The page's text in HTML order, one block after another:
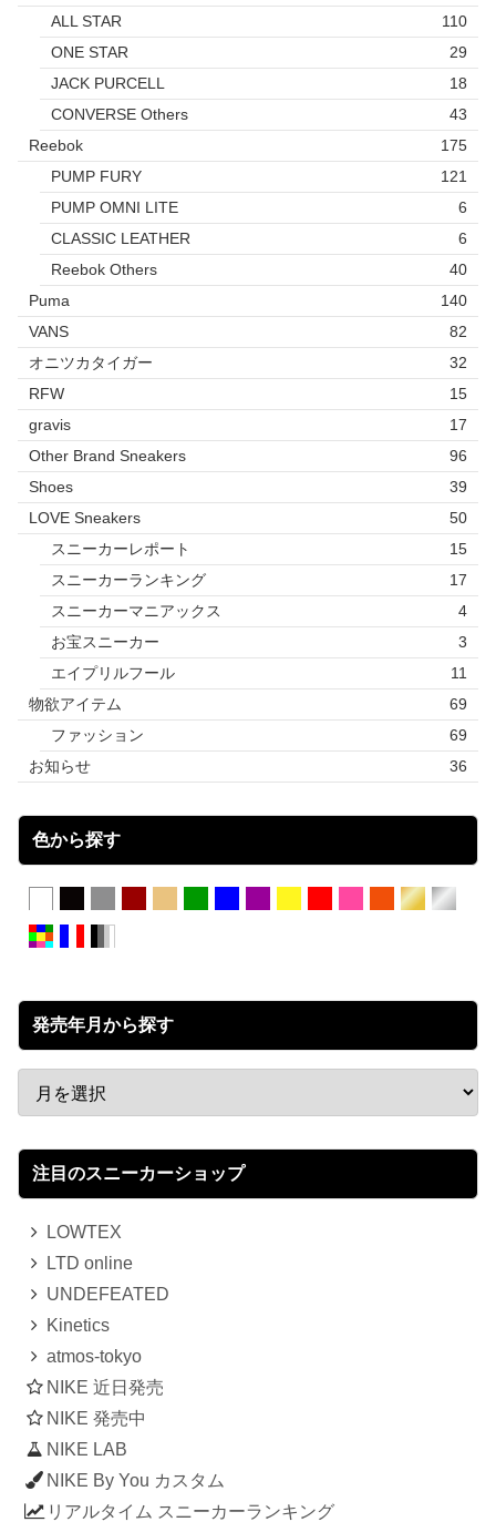
ALL STAR
110
ONE STAR
29
JACK PURCELL
18
CONVERSE Others
43
Reebok
175
PUMP FURY
121
PUMP OMNI LITE
6
CLASSIC LEATHER
6
Reebok Others
40
Puma
140
VANS
82
オニツカタイガー
32
RFW
15
gravis
17
Other Brand Sneakers
96
Shoes
39
LOVE Sneakers
50
スニーカーレポート
15
スニーカーランキング
17
スニーカーマニアックス
4
お宝スニーカー
3
エイプリルフール
11
物欲アイテム
69
ファッション
69
お知らせ
36
色から探す
発売年月から探す
注目のスニーカーショップ
LOWTEX
LTD online
UNDEFEATED
Kinetics
atmos-tokyo
NIKE 近日発売
NIKE 発売中
NIKE LAB
NIKE By You カスタム
リアルタイム スニーカーランキング